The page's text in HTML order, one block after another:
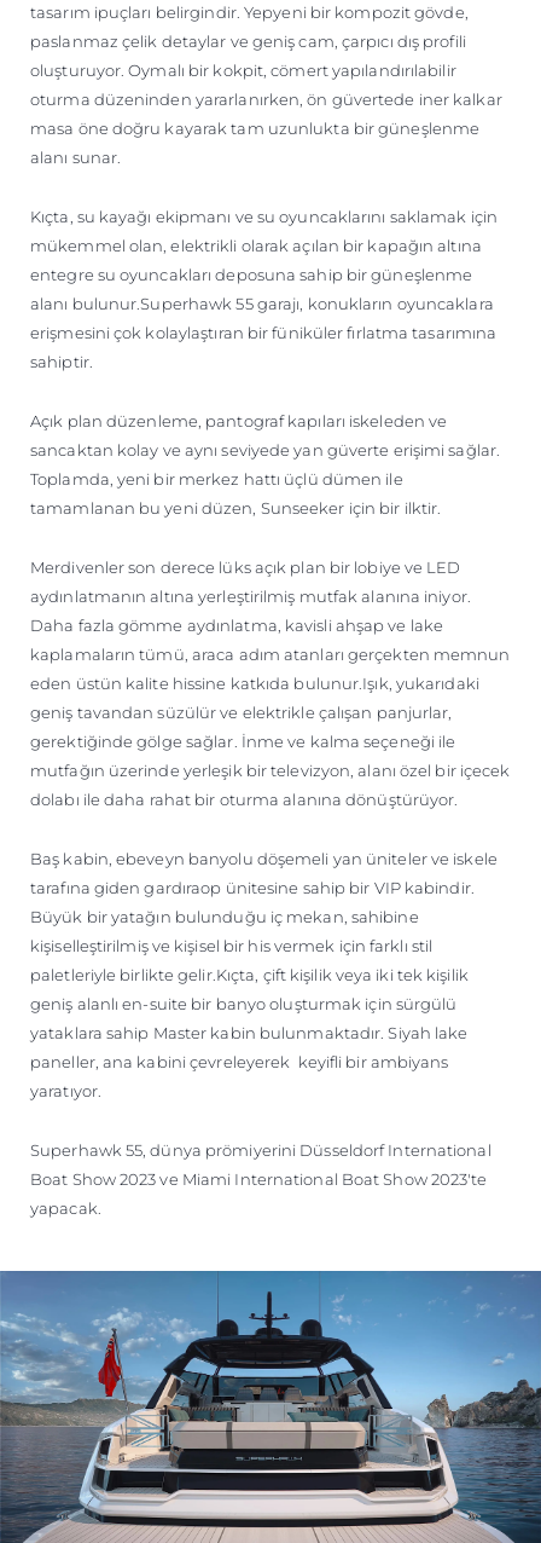
tasarım ipuçları belirgindir. Yepyeni bir kompozit gövde,
paslanmaz çelik detaylar ve geniş cam, çarpıcı dış profili
oluşturuyor. Oymalı bir kokpit, cömert yapılandırılabilir
oturma düzeninden yararlanırken, ön güvertede iner kalkar
masa öne doğru kayarak tam uzunlukta bir güneşlenme
alanı sunar.
Kıçta, su kayağı ekipmanı ve su oyuncaklarını saklamak için
mükemmel olan, elektrikli olarak açılan bir kapağın altına
entegre su oyuncakları deposuna sahip bir güneşlenme
alanı bulunur.Superhawk 55 garajı, konukların oyuncaklara
erişmesini çok kolaylaştıran bir füniküler fırlatma tasarımına
sahiptir.
Açık plan düzenleme, pantograf kapıları iskeleden ve
sancaktan kolay ve aynı seviyede yan güverte erişimi sağlar.
Toplamda, yeni bir merkez hattı üçlü dümen ile
tamamlanan bu yeni düzen, Sunseeker için bir ilktir.
Merdivenler son derece lüks açık plan bir lobiye ve LED
aydınlatmanın altına yerleştirilmiş mutfak alanına iniyor.
Daha fazla gömme aydınlatma, kavisli ahşap ve lake
kaplamaların tümü, araca adım atanları gerçekten memnun
eden üstün kalite hissine katkıda bulunur.Işık, yukarıdaki
geniş tavandan süzülür ve elektrikle çalışan panjurlar,
gerektiğinde gölge sağlar. İnme ve kalma seçeneği ile
mutfağın üzerinde yerleşik bir televizyon, alanı özel bir içecek
dolabı ile daha rahat bir oturma alanına dönüştürüyor.
Baş kabin, ebeveyn banyolu döşemeli yan üniteler ve iskele
tarafına giden gardıraop ünitesine sahip bir VIP kabindir.
Büyük bir yatağın bulunduğu iç mekan, sahibine
kişiselleştirilmiş ve kişisel bir his vermek için farklı stil
paletleriyle birlikte gelir.Kıçta, çift kişilik veya iki tek kişilik
geniş alanlı en-suite bir banyo oluşturmak için sürgülü
yataklara sahip Master kabin bulunmaktadır. Siyah lake
paneller, ana kabini çevreleyerek keyifli bir ambiyans
yaratıyor.
Superhawk 55, dünya prömiyerini Düsseldorf International
Boat Show 2023 ve Miami International Boat Show 2023'te
yapacak.